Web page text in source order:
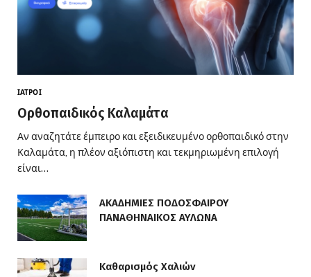
ΙΑΤΡΟΊ
Ορθοπαιδικός Καλαμάτα
Αν αναζητάτε έμπειρο και εξειδικευμένο ορθοπαιδικό στην
Καλαμάτα, η πλέον αξιόπιστη και τεκμηριωμένη επιλογή
είναι…
ΑΚΑΔΗΜΙΕΣ ΠΟΔΟΣΦΑΙΡΟΥ
ΠΑΝΑΘΗΝΑΙΚΟΣ ΑΥΛΩΝΑ
Καθαρισμός Χαλιών